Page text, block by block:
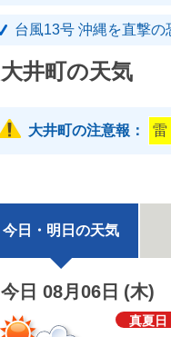
台風13号 沖縄を直撃の
大井町の天気
大井町の注意報： 雷
今日・明日の天気
今日 08月06日 (木)
真夏日